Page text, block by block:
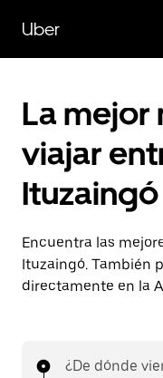
contenido
principal
Uber
La mejor
viajar
Ituzaingó
Encuentra las
Ituzaingó. También
directamente en la
¿De dónde